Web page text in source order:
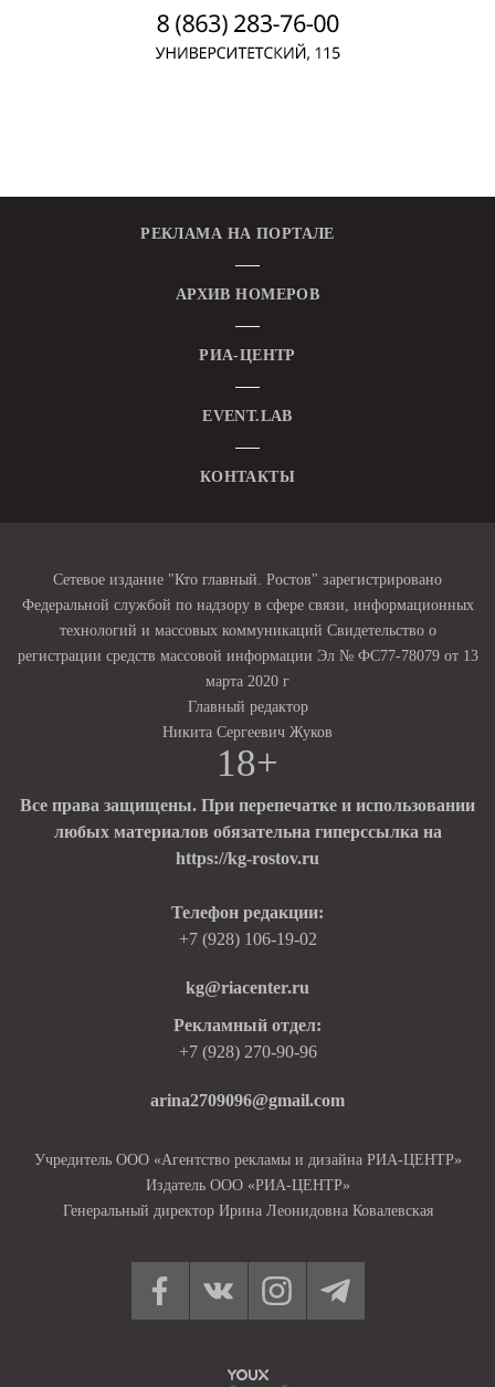
РЕКЛАМА НА ПОРТАЛЕ
АРХИВ НОМЕРОВ
РИА-ЦЕНТР
EVENT.LAB
КОНТАКТЫ
Сетевое издание "Кто главный. Ростов" зарегистрировано
Федеральной службой по надзору в сфере связи, информационных
технологий и массовых коммуникаций Свидетельство о
регистрации средств массовой информации Эл № ФС77-78079 от 13
марта 2020 г
Главный редактор
Никита Сергеевич Жуков
18+
Все права защищены. При перепечатке и использовании
любых материалов обязательна гиперссылка на
https://kg-rostov.ru
Телефон редакции:
+7 (928) 106-19-02
kg@riacenter.ru
Рекламный отдел:
+7 (928) 270-90-96
arina2709096@gmail.com
Учредитель ООО «Агентство рекламы и дизайна РИА-ЦЕНТР»
Издатель ООО «РИА-ЦЕНТР»
Генеральный директор Ирина Леонидовна Ковалевская